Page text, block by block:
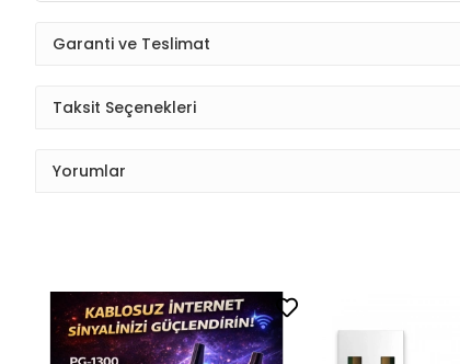
Garanti ve Teslimat
Taksit Seçenekleri
Yorumlar